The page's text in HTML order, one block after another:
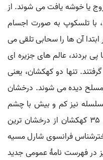
یا خوشه یافت می شوند. از
با تلسکوپ به صورت اجسام
آن ها را سحابی تلقی می
پی بردند، عالم های جزیره ای
تنها دو کهکشان، یعنی
دیده می شوند. درخشان
نیز کم و بیش با چشم
غیرمسلح قابل مشاهده است. حدود ۳۵ کهکشان از درخشان ترین
فرانسوی شارل مسیه
در فهرست نامۀ عمومی جدید